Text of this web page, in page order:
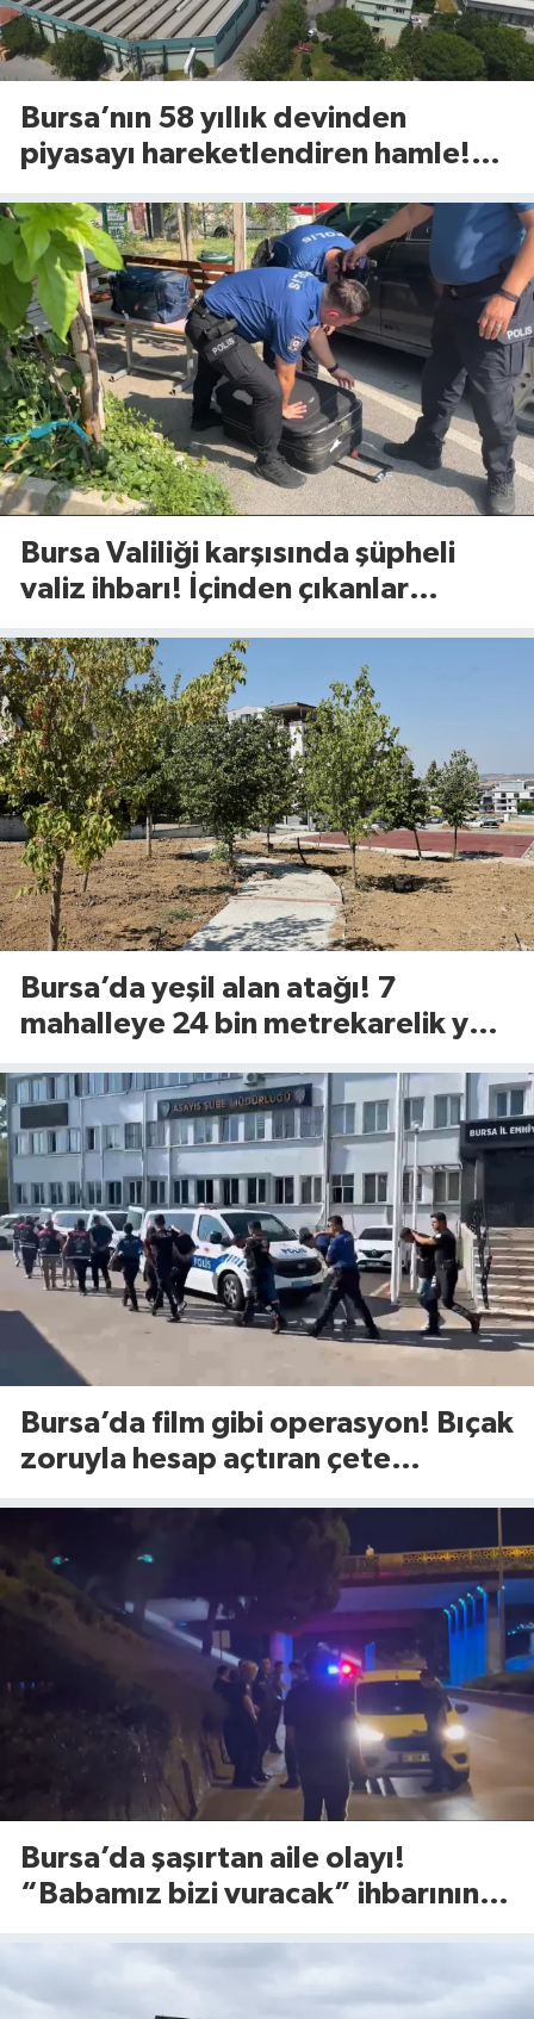
Bursa’nın 58 yıllık devinden
piyasayı hareketlendiren hamle!
Bursa Valiliği karşısında şüpheli
valiz ihbarı! İçinden çıkanlar
Bursa’da yeşil alan atağı! 7
mahalleye 24 bin metrekarelik yeni
Bursa’da film gibi operasyon! Bıçak
zoruyla hesap açtıran çete
Bursa’da şaşırtan aile olayı!
“Babamız bizi vuracak” ihbarının